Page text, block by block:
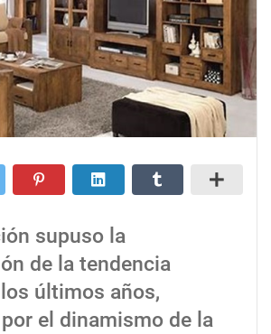
supuso la
de la tendencia
últimos años,
el dinamismo de la